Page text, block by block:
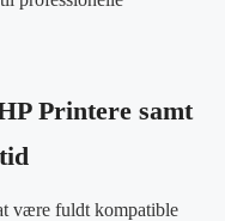
Printere samt
være fuldt kompatible